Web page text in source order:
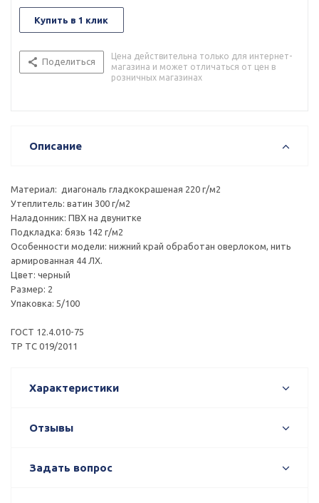
Купить в 1 клик
Поделиться
Цена действительна только для интернет-
магазина и может отличаться от цен в
розничных магазинах
Описание
Материал: диагональ гладкокрашеная 220 г/м2
Утеплитель: ватин 300 г/м2
Наладонник: ПВХ на двунитке
Подкладка: бязь 142 г/м2
Особенности модели: нижний край обработан оверлоком, нить
армированная 44 ЛХ.
Цвет: черный
Размер: 2
Упаковка: 5/100
ГОСТ 12.4.010-75
ТР ТС 019/2011
Характеристики
Отзывы
Задать вопрос